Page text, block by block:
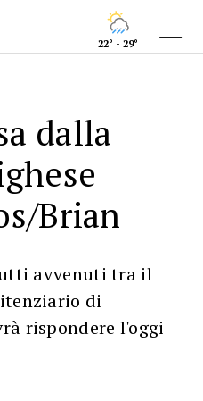
22° - 29°
dalla
Brian
avvenuti tra il
di
rispondere l'oggi